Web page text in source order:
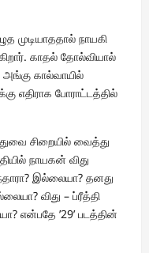
முடியாததால் நாயகி
காதல் தோல்வியால்
கால்வாயில்
எதிராக போராட்டத்தில்
சிறையில் வைத்து
நாயகன் விது
இல்லையா? தனது
விது – ப்ரீத்தி
என்பதே ’29’ படத்தின்